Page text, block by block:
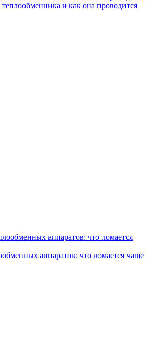
теплообменника и как она проводится
аппаратов: что ломается чаще